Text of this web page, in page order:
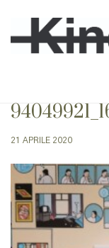
21 APRILE 2020